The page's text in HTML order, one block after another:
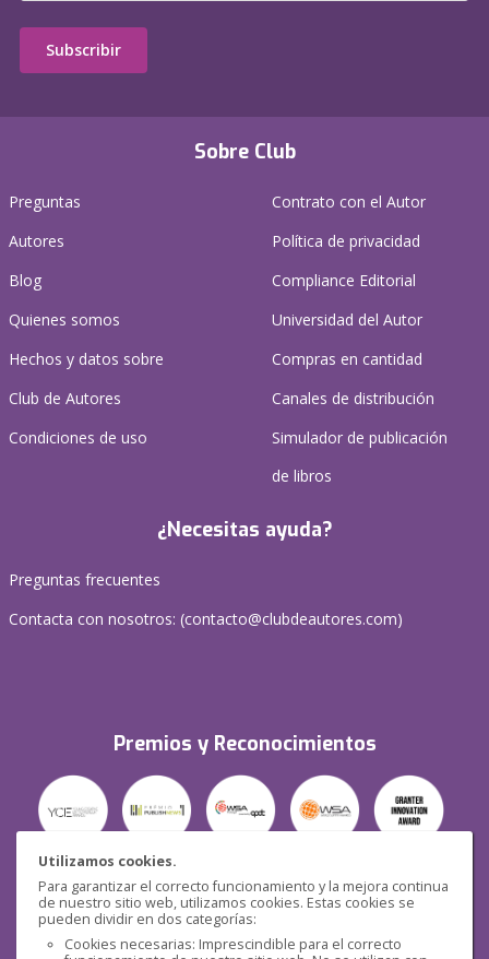
Utilizamos cookies.
Para garantizar el correcto funcionamiento y la mejora continua
de nuestro sitio web, utilizamos cookies. Estas cookies se
pueden dividir en dos categorías:
Cookies necesarias: Imprescindible para el correcto
Sobre Club
Preguntas
Autores
Blog
Quienes somos
Hechos y datos sobre
Club de Autores
Condiciones de uso
Contrato con el Autor
Política de privacidad
Compliance Editorial
Universidad del Autor
Compras en cantidad
Canales de distribución
Simulador de publicación
de libros
¿Necesitas ayuda?
Preguntas frecuentes
Contacta con nosotros: (contacto@clubdeautores.com)
Premios y Reconocimientos
Seguridad
Subscribir